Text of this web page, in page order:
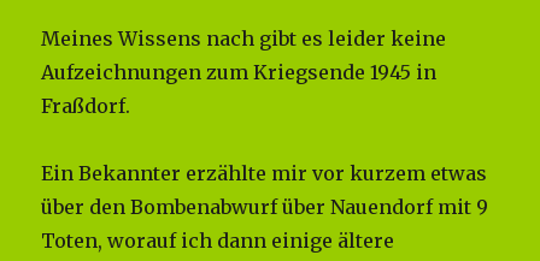
Meines Wissens nach gibt es leider keine
Aufzeichnungen zum Kriegsende 1945 in
Fraßdorf.
Ein Bekannter erzählte mir vor kurzem etwas
über den Bombenabwurf über Nauendorf mit 9
Toten, worauf ich dann einige ältere